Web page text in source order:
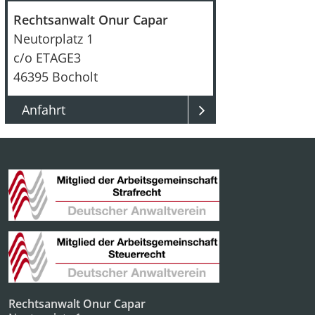
Rechtsanwalt Onur Capar
Neutorplatz 1
c/o ETAGE3
46395 Bocholt
Anfahrt
Rechtsanwalt Onur Capar